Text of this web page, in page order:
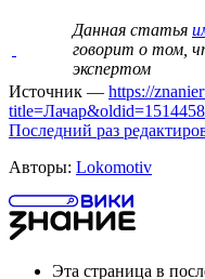
Данная статья
говорит о том,
экспертом
Источник — https://
title=Лачар&oldid=1514458
Последний раз
Авторы: Lokomotiv
Эта страница в